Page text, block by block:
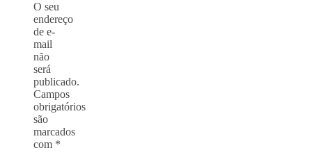
O seu
endereço
de e-
mail
não
será
publicado.
Campos
obrigatórios
são
marcados
com *